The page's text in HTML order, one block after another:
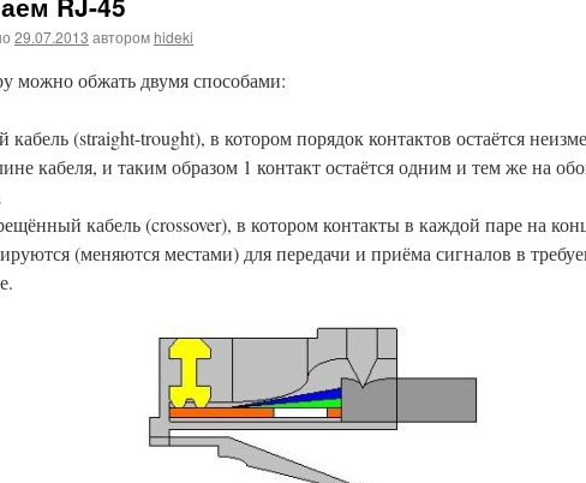
29.07.2013 автором hideki
можно обжать двумя способами:
кабель (straight-trought), в котором порядок контактов остаётся
кабеля, и таким образом 1 контакт остаётся одним и тем же на
кабель (crossover), в котором контакты в каждой паре на
(меняются местами) для передачи и приёма сигналов в